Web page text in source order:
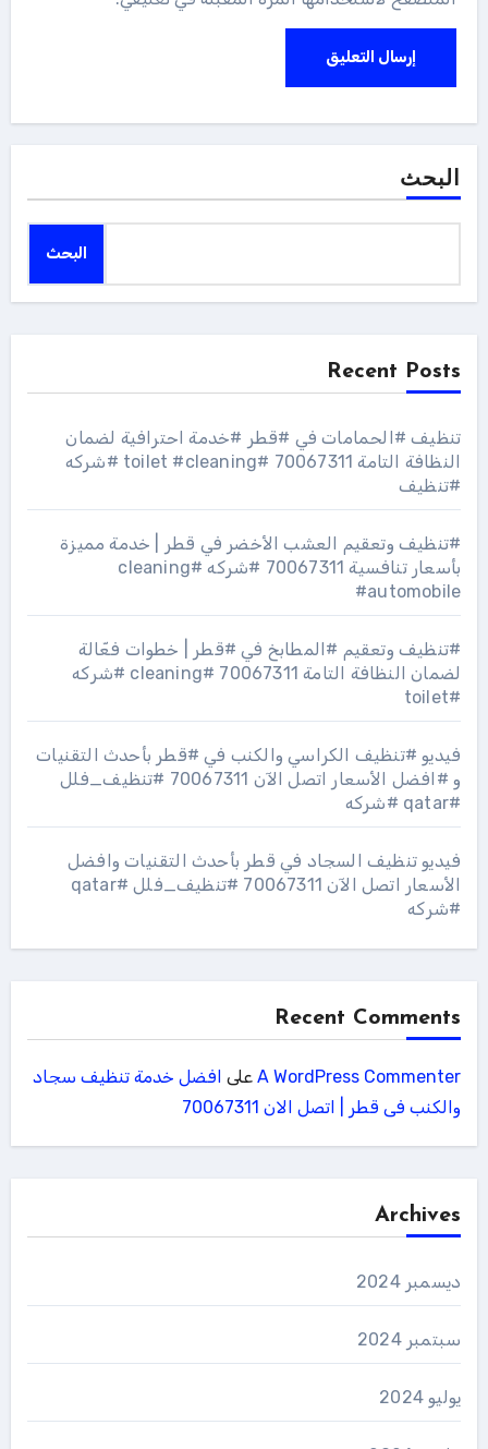
البحث
البحث
Recent Posts
تنظيف #الحمامات في #قطر #خدمة احترافية لضمان
النظافة التامة 70067311 #toilet #cleaning #شركه
#تنظيف
#تنظيف وتعقيم العشب الأخضر في قطر | خدمة مميزة
بأسعار تنافسية 70067311 #شركه #cleaning
#automobile
#تنظيف وتعقيم #المطابخ في #قطر | خطوات فعّالة
لضمان النظافة التامة 70067311 #cleaning #شركه
#toilet
فيديو #تنظيف الكراسي والكنب في #قطر بأحدث التقنيات
و #افضل الأسعار اتصل الآن 70067311 #تنظيف_فلل
#qatar #شركه
فيديو تنظيف السجاد في قطر بأحدث التقنيات وافضل
الأسعار اتصل الآن 70067311 #تنظيف_فلل #qatar
#شركه
Recent Comments
A WordPress Commenterعلى افضل خدمة تنظيف سجاد
والكنب فى قطر | اتصل الان 70067311
Archives
ديسمبر 2024
سبتمبر 2024
يوليو 2024